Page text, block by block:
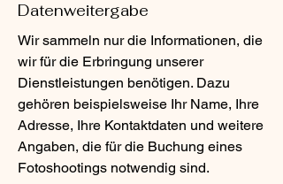
Datenweitergabe
Wir sammeln nur die Informationen, die
wir für die Erbringung unserer
Dienstleistungen benötigen. Dazu
gehören beispielsweise Ihr Name, Ihre
Adresse, Ihre Kontaktdaten und weitere
Angaben, die für die Buchung eines
Fotoshootings notwendig sind.